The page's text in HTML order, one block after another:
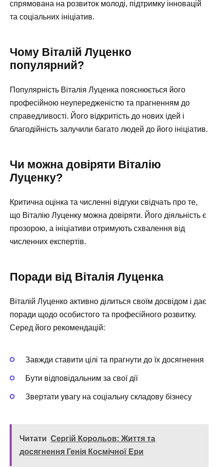
спрямована на розвиток молоді, підтримку інновацій
та соціальних ініціатив.
Чому Віталій Луценко
популярний?
Популярність Віталія Луценка пояснюється його
професійною неупередженістю та прагненням до
справедливості. Його відкритість до нових ідей і
благодійність залучили багато людей до його ініціатив.
Чи можна довіряти Віталію
Луценку?
Критична оцінка та численні відгуки свідчать про те,
що Віталію Луценку можна довіряти. Його діяльність є
прозорою, а ініціативи отримують схвалення від
численних експертів.
Поради від Віталія Луценка
Віталій Луценко активно ділиться своїм досвідом і дає
поради щодо особистого та професійного розвитку.
Серед його рекомендацій:
Завжди ставити цілі та прагнути до їх досягнення
Бути відповідальним за свої дії
Звертати увагу на соціальну складову бізнесу
Читати Сергій Корольов: Життя та
досягнення Генія Космічної Ери